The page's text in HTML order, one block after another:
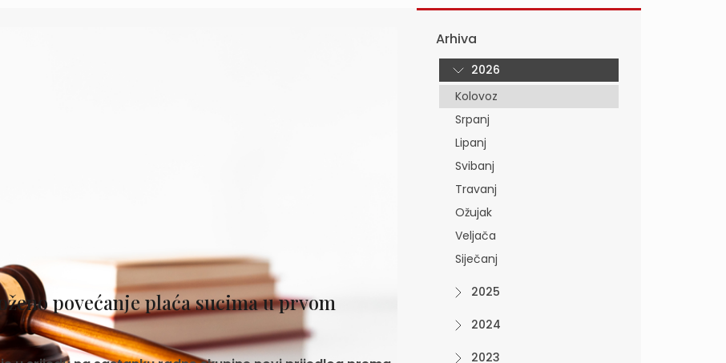
povećanje plaća sucima u prvom
Arhiva
2026
Kolovoz
Srpanj
Lipanj
Svibanj
Travanj
Ožujak
Veljača
Siječanj
2025
2024
2023